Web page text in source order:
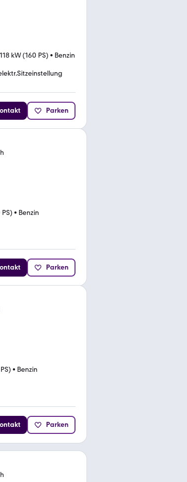
118 kW (160 PS) • Benzin
Parken
• Benzin
Parken
• Benzin
Parken